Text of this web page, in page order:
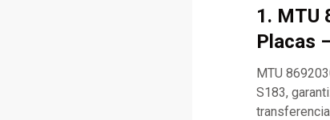
1. MTU
Placas
MTU
S183,